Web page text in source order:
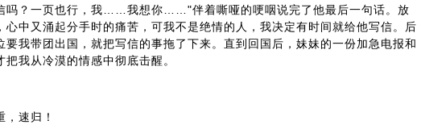
吗？一页也行，我……我想你……"伴着嘶哑的哽咽说完了他最后一句话。放
心中又涌起分手时的痛苦，可我不是绝情的人，我决定有时间就给他写信。后
要我带团出国，就把写信的事拖了下来。直到回国后，妹妹的一份加急电报和
把我从冷漠的情感中彻底击醒。
，速归！